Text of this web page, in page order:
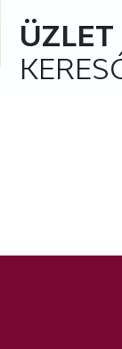
ÜZLET